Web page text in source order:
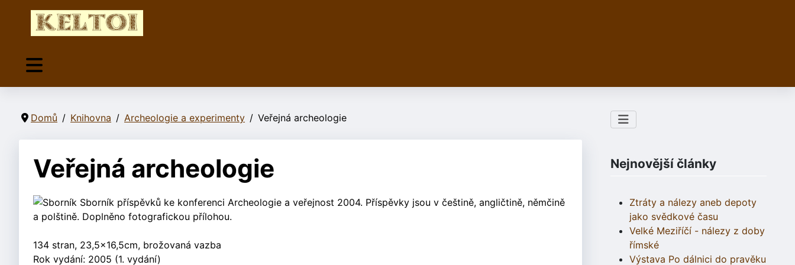
Domů Knihovna Archeologie a experimenty Veřejná archeologie
Veřejná archeologie
Sborník Sborník příspěvků ke konferenci Archeologie a veřejnost 2004. Příspěvky jsou v češtině, angličtině, němčině
a polštině. Doplněno fotografickou přílohou.
134 stran, 23,5x16,5cm, brožovaná vazba
Rok vydání: 2005 (1. vydání)
Nejnovější články
Ztráty a nálezy aneb depoty
jako svědkové času
Velké Meziříčí - nálezy z doby
římské
Výstava Po dálnici do pravěku